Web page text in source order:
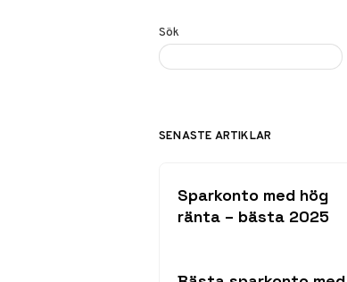
Sök
SENASTE ARTIKLAR
Sparkonto med hög
ränta – bästa 2025